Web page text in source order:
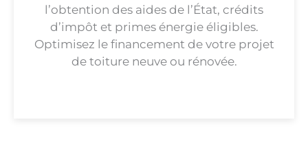
l’obtention des aides de l’État, crédits
d’impôt et primes énergie éligibles.
Optimisez le financement de votre projet
de toiture neuve ou rénovée.